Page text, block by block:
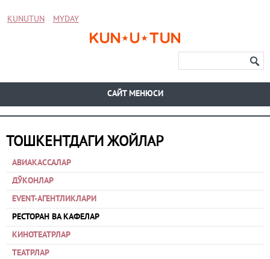
KUNUTUN MYDAY
CАЙТ МЕНЮСИ
ТОШКЕНТДАГИ ЖОЙЛАР
АВИАКАССАЛАР
ДЎКОНЛАР
EVENT-АГЕНТЛИКЛАРИ
РЕСТОРАН ВА КАФЕЛАР
КИНОТЕАТРЛАР
ТЕАТРЛАР